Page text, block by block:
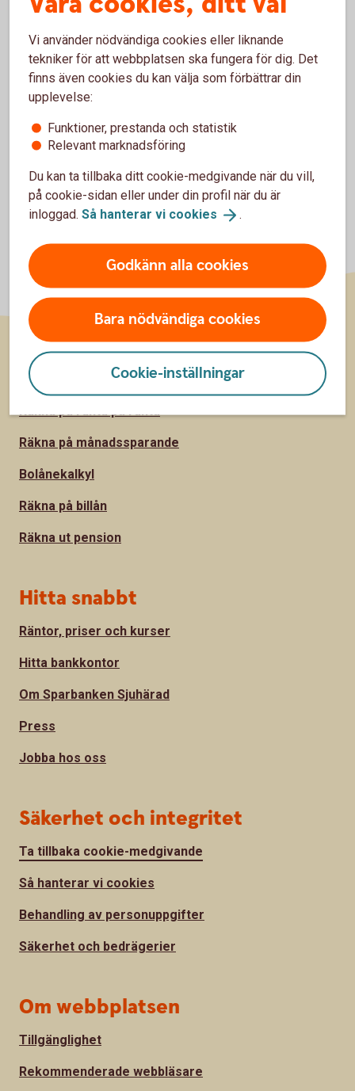
*Lokala avvikelser kan förekomma. Banken förbehåller sig
rätten att ändra priserna.
Vi använder nödvändiga cookies eller liknande
tekniker för att webbplatsen ska fungera för dig. Det
finns även cookies du kan välja som förbättrar din
upplevelse:
Funktioner, prestanda och statistik
Relevant marknadsföring
Du kan ta tillbaka ditt cookie-medgivande när du vill,
på cookie-sidan eller under din profil när du är
inloggad. Så hanterar vi cookies .
Godkänn alla cookies
Bara nödvändiga cookies
Cookie-inställningar
Sidfot
Räkna
Räkna på månadssparande
Bolånekalkyl
Räkna på billån
Räkna ut pension
Hitta snabbt
Räntor, priser och kurser
Hitta bankkontor
Om Sparbanken Sjuhärad
Press
Jobba hos oss
Säkerhet och integritet
Ta tillbaka cookie-medgivande
Så hanterar vi cookies
Behandling av personuppgifter
Säkerhet och bedrägerier
Om webbplatsen
Tillgänglighet
Rekommenderade webbläsare